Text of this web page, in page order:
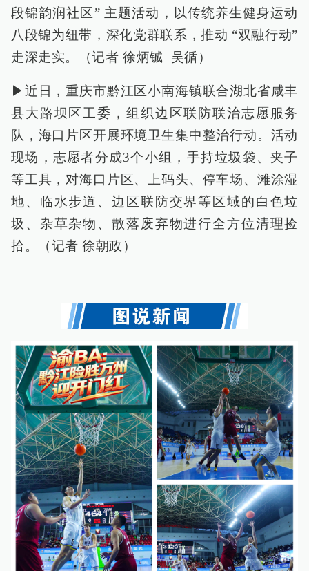
段锦韵润社区” 主题活动，以传统养生健身运动
八段锦为纽带，深化党群联系，推动 “双融行动”
走深走实。（记者 徐炳铖 吴循）
▶近日，重庆市黔江区小南海镇联合湖北省咸丰
县大路坝区工委，组织边区联防联治志愿服务
队，海口片区开展环境卫生集中整治行动。活动
现场，志愿者分成3个小组，手持垃圾袋、夹子
等工具，对海口片区、上码头、停车场、滩涂湿
地、临水步道、边区联防交界等区域的白色垃
圾、杂草杂物、散落废弃物进行全方位清理捡
拾。（记者 徐朝政）